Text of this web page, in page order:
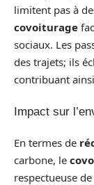
limitent pas à
covoiturage
sociaux. Les
des trajets; ils
contribuant
Impact sur
En termes de
carbone, le
respectueuse